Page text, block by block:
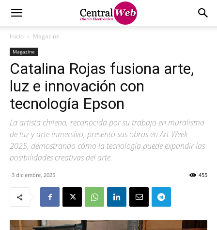
Inicio Magazine
Magazine
Catalina Rojas fusiona arte,
luz e innovación con
tecnología Epson
La artista chilena, reconocida por su trabajo en muralismo
de luz y arte inmersivo, presentó sus obras en Art Week
2025, demostrando cómo la tecnología puede expandir las
posibilidades creativas del arte.
3 diciembre, 2025 455